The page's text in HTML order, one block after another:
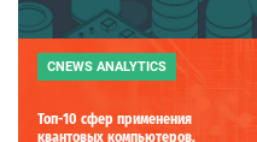
CNEWS ANALYTICS
Топ-10 сфер применения
квантовых компьютеров.